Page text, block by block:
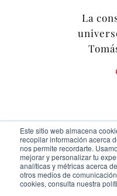
Este sitio web almacena
recopilar información acerca
nos permite recordarte.
mejorar y personalizar tu
analíticas y métricas acerca
otros medios de
cookies, consulta nuestra
La
Ediciones Cor Iesu